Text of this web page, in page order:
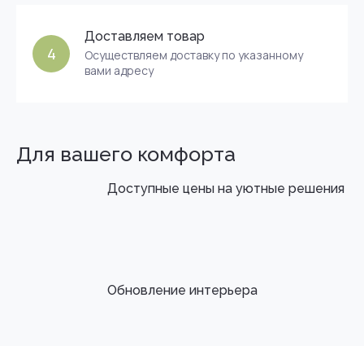
4
Доставляем товар
Осуществляем доставку по указанному
вами адресу
Для вашего комфорта
Доступные цены на уютные решения
Обновление интерьера